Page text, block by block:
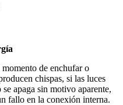
de enchufar o
chispas, si las luces
apaga sin motivo aparente,
fallo en la conexión interna.